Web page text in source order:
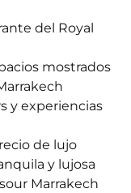
del Royal
mostrados
y experiencias
de lujo
y lujosa
Marrakech